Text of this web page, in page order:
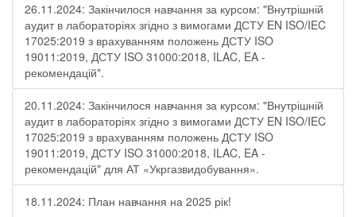
26.11.2024: Закінчилося навчання за курсом: "Внутрішній
аудит в лабораторіях згідно з вимогами ДСТУ EN ISO/IEC
17025:2019 з врахуванням положень ДСТУ ISO
19011:2019, ДСТУ ISO 31000:2018, ILAC, EA -
рекомендацій".
20.11.2024: Закінчилося навчання за курсом: "Внутрішній
аудит в лабораторіях згідно з вимогами ДСТУ EN ISO/IEC
17025:2019 з врахуванням положень ДСТУ ISO
19011:2019, ДСТУ ISO 31000:2018, ILAC, EA -
рекомендацій" для АТ «Укргазвидобування».
18.11.2024: План навчання на 2025 рік!